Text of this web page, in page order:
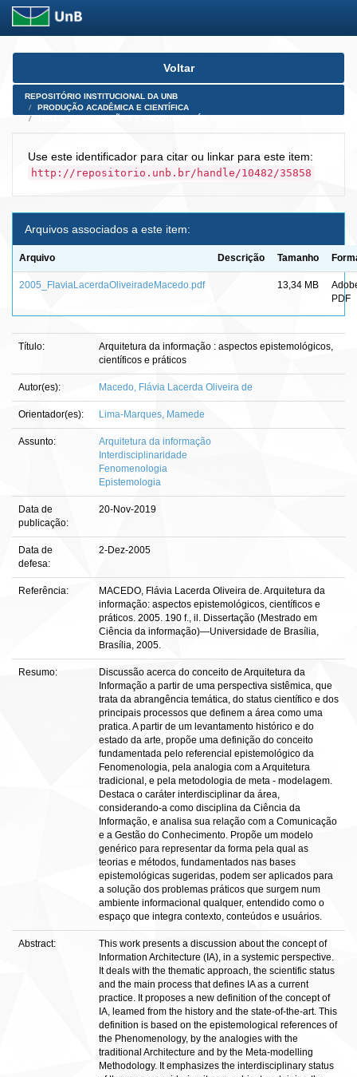
Skip
Voltar
REPOSITÓRIO INSTITUCIONAL DA UNB
PRODUÇÃO ACADÊMICA E CIENTÍFICA
Use este identificador para citar ou linkar para este item:
http://repositorio.unb.br/handle/10482/35858
Arquivos associados a este item:
Arquivo Descrição Tamanho
2005_FlaviaLacerdaOliveiradeMacedo.pdf 13,34 MB
PDF
Título:
Arquitetura da informação : aspectos epistemológicos,
científicos e práticos
Autor(es): Macedo, Flávia Lacerda Oliveira de
Orientador(es): Lima-Marques, Mamede
Assunto:
Arquitetura da informação
Interdisciplinaridade
Fenomenologia
Epistemologia
Data de
publicação:
20-Nov-2019
Data de
defesa:
2-Dez-2005
Referência:
MACEDO, Flávia Lacerda Oliveira de. Arquitetura da
informação: aspectos epistemológicos, científicos e
práticos. 2005. 190 f., il. Dissertação (Mestrado em
Ciência da informação)—Universidade de Brasília,
Brasília, 2005.
Resumo:
Discussão acerca do conceito de Arquitetura da
Informação a partir de uma perspectiva sistêmica, que
trata da abrangência temática, do status científico e dos
principais processos que definem a área como uma
pratica. A partir de um levantamento histórico e do
estado da arte, propõe uma definição do conceito
fundamentada pelo referencial epistemológico da
Fenomenologia, pela analogia com a Arquitetura
tradicional, e pela metodologia de meta - modelagem.
Destaca o caráter interdisciplinar da área,
considerando-a como disciplina da Ciência da
Informação, e analisa sua relação com a Comunicação
e a Gestão do Conhecimento. Propõe um modelo
genérico para representar da forma pela qual as
teorias e métodos, fundamentados nas bases
epistemológicas sugeridas, podem ser aplicados para
a solução dos problemas práticos que surgem num
ambiente informacional qualquer, entendido como o
espaço que integra contexto, conteúdos e usuários.
Abstract:
This work presents a discussion about the concept of
Information Architecture (IA), in a systemic perspective.
It deals with the thematic approach, the scientific status
and the main process that defines IA as a current
practice. It proposes a new definition of the concept of
IA, leamed from the history and the state-of-the-art. This
definition is based on the epistemological references of
the Phenomenology, by the analogies with the
traditional Architecture and by the Meta-modelling
Methodology. It emphasizes the interdisciplinary status